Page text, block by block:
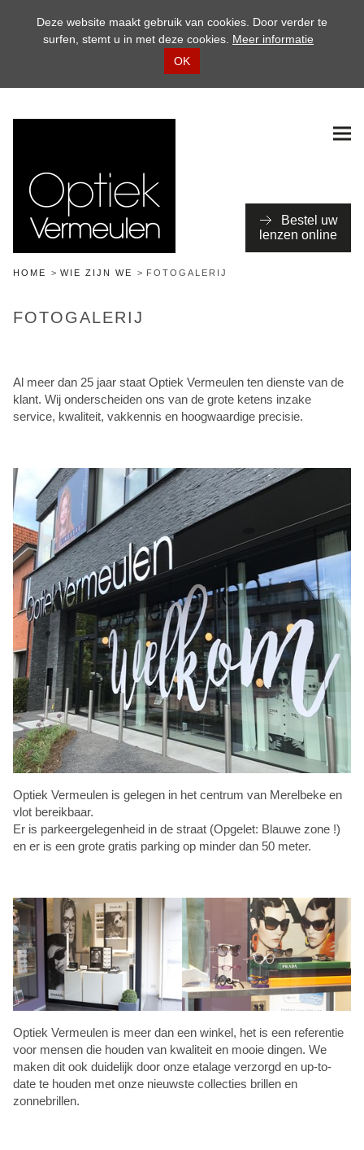
Deze website maakt gebruik van cookies. Door verder te
surfen, stemt u in met deze cookies. Meer informatie
OK
Bestel uw
lenzen online
HOME WIE ZIJN WE FOTOGALERIJ
FOTOGALERIJ
Al meer dan 25 jaar staat Optiek Vermeulen ten dienste van de
klant. Wij onderscheiden ons van de grote ketens inzake
service, kwaliteit, vakkennis en hoogwaardige precisie.
Optiek Vermeulen is gelegen in het centrum van Merelbeke en
vlot bereikbaar.
Er is parkeergelegenheid in de straat (Opgelet: Blauwe zone !)
en er is een grote gratis parking op minder dan 50 meter.
Optiek Vermeulen is meer dan een winkel, het is een referentie
voor mensen die houden van kwaliteit en mooie dingen. We
maken dit ook duidelijk door onze etalage verzorgd en up-to-
date te houden met onze nieuwste collecties brillen en
zonnebrillen.